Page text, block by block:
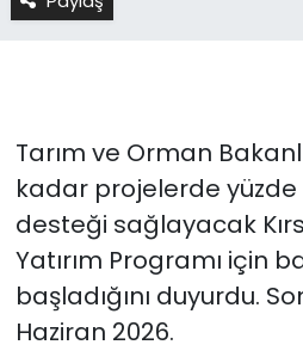
Tarım ve Orman
kadar projelerde
desteği sağlayacak
Yatırım Programı için
başladığını duyurdu.
Haziran 2026.